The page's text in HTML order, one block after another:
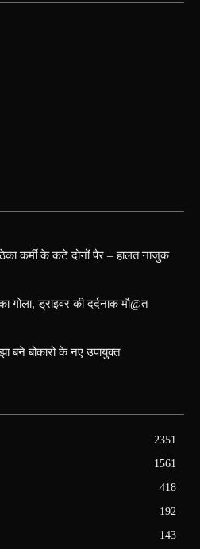
ठेका कर्मी के कटे दोनों पैर – हालत नाजुक
ड्राइवर की दर्दनाक मौ@त
बोकारो के नए उपायुक्त
2351
1561
418
192
143